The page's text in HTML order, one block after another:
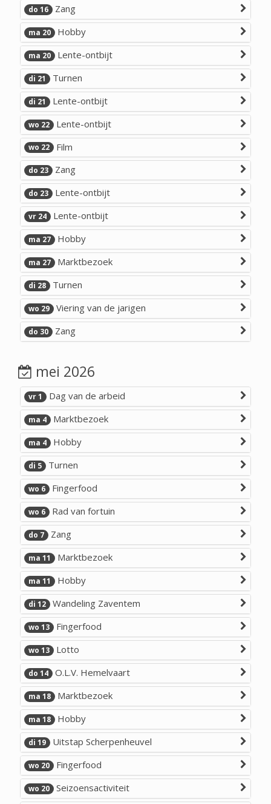
do 16 Zang
ma 20 Hobby
ma 20 Lente-ontbijt
di 21 Turnen
di 21 Lente-ontbijt
wo 22 Lente-ontbijt
wo 22 Film
do 23 Zang
do 23 Lente-ontbijt
vr 24 Lente-ontbijt
ma 27 Hobby
ma 27 Marktbezoek
di 28 Turnen
wo 29 Viering van de jarigen
do 30 Zang
mei 2026
vr 1 Dag van de arbeid
ma 4 Marktbezoek
ma 4 Hobby
di 5 Turnen
wo 6 Fingerfood
wo 6 Rad van fortuin
do 7 Zang
ma 11 Marktbezoek
ma 11 Hobby
di 12 Wandeling Zaventem
wo 13 Fingerfood
wo 13 Lotto
do 14 O.L.V. Hemelvaart
ma 18 Marktbezoek
ma 18 Hobby
di 19 Uitstap Scherpenheuvel
wo 20 Fingerfood
wo 20 Seizoensactiviteit